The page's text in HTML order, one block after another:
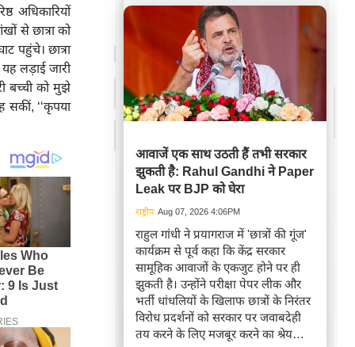
अधिकारियों
से छात्रा को
पहुंचे। छात्रा
लड़ाई जारी
बच्ची को मुझे
सकीं, ‘‘कृपया
आवाजें एक साथ उठती हैं तभी सरकार
झुकती है: Rahul Gandhi ने Paper
Leak पर BJP को घेरा
राष्ट्रीय Aug 07, 2026 4:06PM
राहुल गांधी ने प्रयागराज में 'छात्रों की गूंज'
कार्यक्रम से पूर्व कहा कि केंद्र सरकार
सामूहिक आवाजों के एकजुट होने पर ही
झुकती है। उन्होंने परीक्षा पेपर लीक और
भर्ती धांधलियों के खिलाफ छात्रों के निरंतर
विरोध प्रदर्शनों को सरकार पर जवाबदेही
तय करने के लिए मजबूर करने का श्रेय